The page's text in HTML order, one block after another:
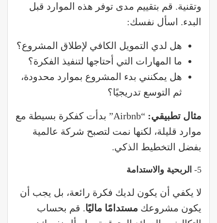
وتقنية. قم بتقييم مدى توفر هذه الموارد قبل
البدء. اسأل نفسك:
هل لدي التمويل الكافي لإطلاق المشروع؟
ما المهارات التي أحتاجها لتنفيذ الفكرة؟
هل يمكنني بدء المشروع بموارد محدودة،
ثم التوسع تدريجيًا؟
مثال تطبيقي:
“Airbnb” بدأت كفكرة بسيطة مع
موارد قليلة، لكنها نمت لتصبح شركة عالمية
بفضل التخطيط الذكي.
5- الربحية والاستدامة
لا يكفي أن يكون لديك فكرة رائعة، بل يجب أن
يكون مشروعك مستدامًا ماليًا. قم بحساب